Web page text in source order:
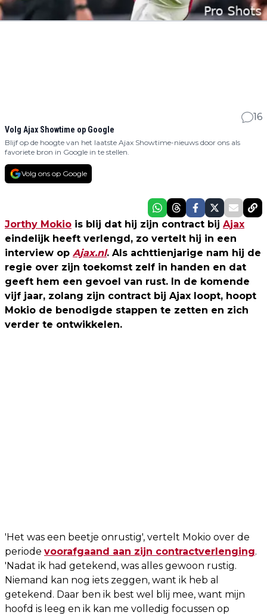
16
Volg Ajax Showtime op Google
Blijf op de hoogte van het laatste Ajax Showtime-nieuws door ons als
favoriete bron in Google in te stellen.
Volg ons op Google
Jorthy Mokio is blij dat hij zijn contract bij Ajax
eindelijk heeft verlengd, zo vertelt hij in een
interview op Ajax.nl. Als achttienjarige nam hij de
regie over zijn toekomst zelf in handen en dat
geeft hem een gevoel van rust. In de komende
vijf jaar, zolang zijn contract bij Ajax loopt, hoopt
Mokio de benodigde stappen te zetten en zich
verder te ontwikkelen.
'Het was een beetje onrustig', vertelt Mokio over de
periode voorafgaand aan zijn contractverlenging.
'Nadat ik had getekend, was alles gewoon rustig.
Niemand kan nog iets zeggen, want ik heb al
getekend. Daar ben ik best wel blij mee, want mijn
hoofd is leeg en ik kan me volledig focussen op